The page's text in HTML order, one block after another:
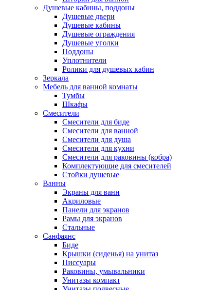
Душевые кабины, поддоны
Душевые двери
Душевые кабины
Душевые ограждения
Душевые уголки
Поддоны
Уплотнители
Ролики для душевых кабин
Зеркала
Мебель для ванной комнаты
Тумбы
Шкафы
Смесители
Смесители для биде
Смесители для ванной
Смесители для душа
Смесители для кухни
Смесители для раковины (кобра)
Комплектующие для смесителей
Стойки душевые
Ванны
Экраны для ванн
Акриловые
Панели для экранов
Рамы для экранов
Стальные
Санфаянс
Биде
Крышки (сиденья) на унитаз
Писсуары
Раковины, умывальники
Унитазы компакт